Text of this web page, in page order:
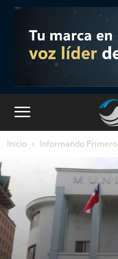
Inicio Informando Primero